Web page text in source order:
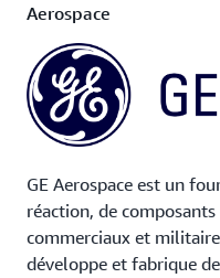
Aerospace
GE Aerospace est un
réaction, de
commerciaux et
développe et fabrique